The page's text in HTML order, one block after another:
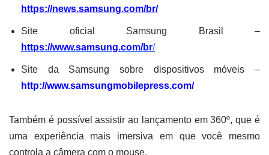
https://news.samsung.com/br/
Site oficial Samsung Brasil –
https://www.samsung.com/br/
Site da Samsung sobre dispositivos móveis –
http://www.samsungmobilepress.com/
Também é possível assistir ao lançamento em 360º, que é
uma experiência mais imersiva em que você mesmo
controla a câmera com o mouse.